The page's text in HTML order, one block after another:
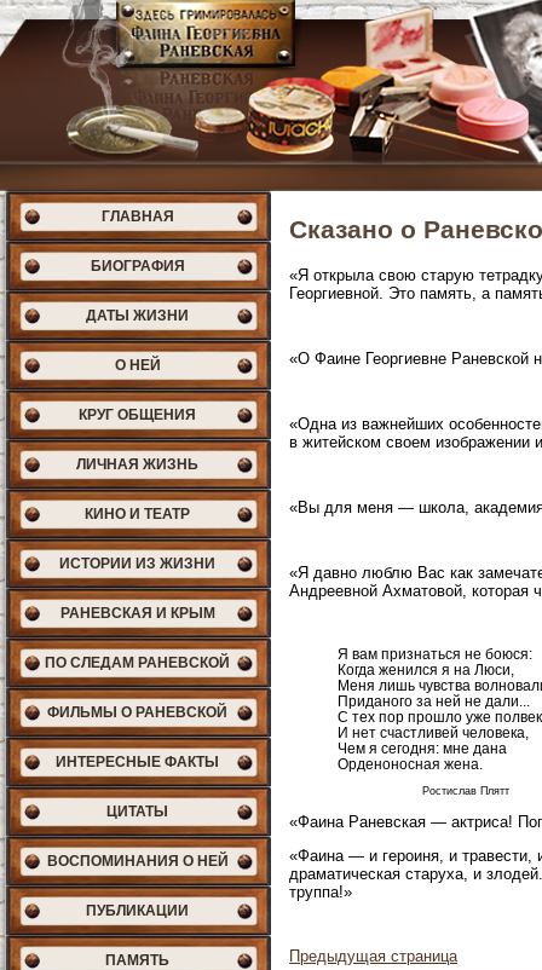
ГЛАВНАЯ
БИОГРАФИЯ
ДАТЫ ЖИЗНИ
О НЕЙ
КРУГ ОБЩЕНИЯ
ЛИЧНАЯ ЖИЗНЬ
КИНО И ТЕАТР
ИСТОРИИ ИЗ ЖИЗНИ
РАНЕВСКАЯ И КРЫМ
ПО СЛЕДАМ РАНЕВСКОЙ
ФИЛЬМЫ О РАНЕВСКОЙ
ИНТЕРЕСНЫЕ ФАКТЫ
ЦИТАТЫ
ВОСПОМИНАНИЯ О НЕЙ
ПУБЛИКАЦИИ
ПАМЯТЬ
Сказано о
«Я открыла свою старую
Георгиевной. Это память, а
«О Фаине Георгиевне Раневской
«Одна из важнейших
в житейском своем изображении
«Вы для меня — школа,
«Я давно люблю Вас как
Андреевной Ахматовой, которая
Я вам признаться не боюся:
Когда женился я на Люси,
Меня лишь чувства
Приданого за ней не дали...
С тех пор прошло уже
И нет счастливей человека,
Чем я сегодня: мне дана
Орденоносная жена.
Ростислав Плятт
«Фаина Раневская — актриса!
«Фаина — и героиня, и травести,
драматическая старуха, и
труппа!»
Предыдущая страница